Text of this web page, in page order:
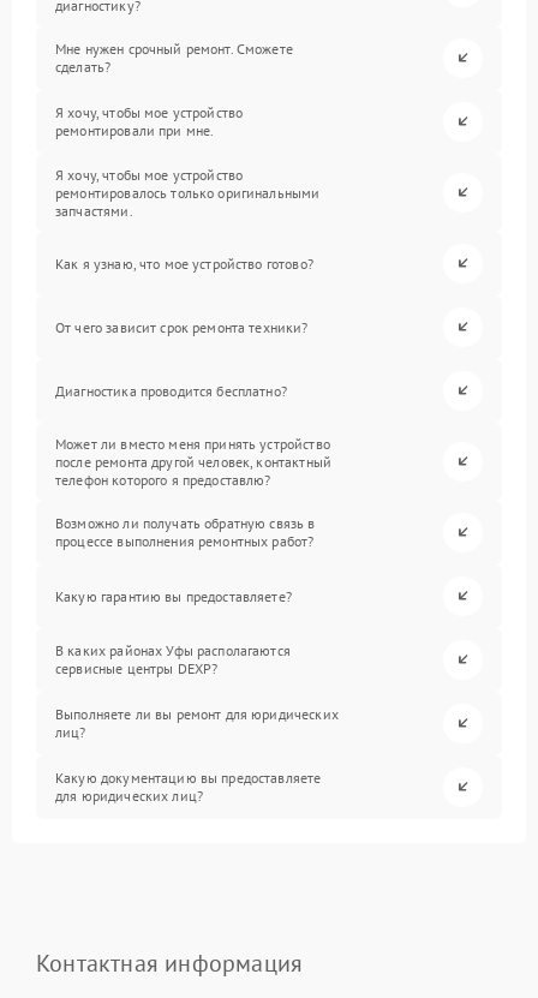
диагностику?
Мне нужен срочный ремонт. Сможете
сделать?
Я хочу, чтобы мое устройство
ремонтировали при мне.
Я хочу, чтобы мое устройство
ремонтировалось только оригинальными
запчастями.
Как я узнаю, что мое устройство готово?
От чего зависит срок ремонта техники?
Диагностика проводится бесплатно?
Может ли вместо меня принять устройство
после ремонта другой человек, контактный
телефон которого я предоставлю?
Возможно ли получать обратную связь в
процессе выполнения ремонтных работ?
Какую гарантию вы предоставляете?
В каких районах Уфы располагаются
сервисные центры DEXP?
Выполняете ли вы ремонт для юридических
лиц?
Какую документацию вы предоставляете
для юридических лиц?
Контактная информация